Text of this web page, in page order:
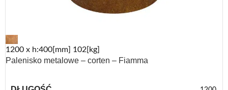
1200 x h:400[mm] 102[kg]
Palenisko metalowe – corten – Fiamma